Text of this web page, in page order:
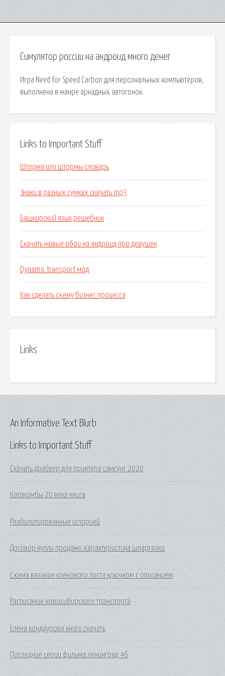
Симулятор россии на андроид много денег
Игра Need for Speed Carbon для персональных компьютеров,
выполнена в жанре аркадных автогонок.
Links to Important Stuff
Шторма или штормы словарь
Знаки в разных сумках скачать mp3
Башкирский язык решебник
Скачать живые обои на андроид про девушек
Dynamic transport мод
Как сделать схему бизнес процесса
Links
Links to Important Stuff
Скачать драйвер для принтера самсунг 2020
Катакомбы 20 века книга
Реабилитированные историей
Договор купли продажи характеристика шпаргалка
Схема вязания кленового листа крючком с описанием
Расписание новосибирского транспорта
Елена кондаурова книги скачать
Последние серии фильма ленинград 46
An Informative Text Blurb